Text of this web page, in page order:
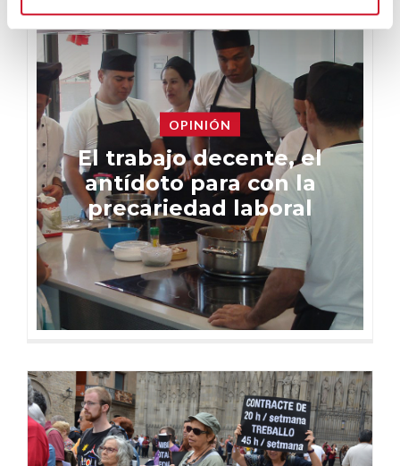
OPINIÓN
El trabajo decente, el
antídoto para con la
precariedad laboral